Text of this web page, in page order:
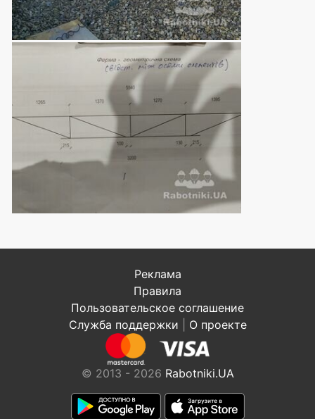
Реклама
Правила
Пользовательское соглашение
Служба поддержки
О проекте
© 2013 - 2026 Rabotniki.UA